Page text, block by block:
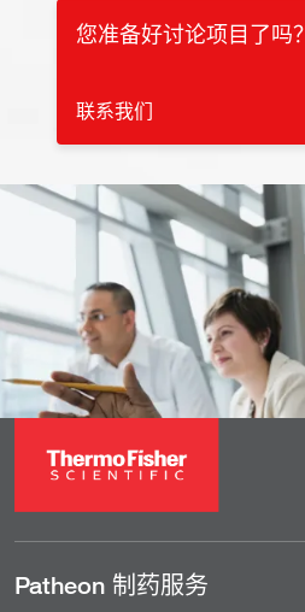
您准备好讨论项目了吗？
联系我们
Patheon 制药服务